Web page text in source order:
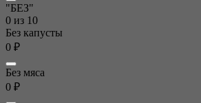
"БЕЗ"
0 из 10
Без капусты
0 ₽
Без мяса
0 ₽